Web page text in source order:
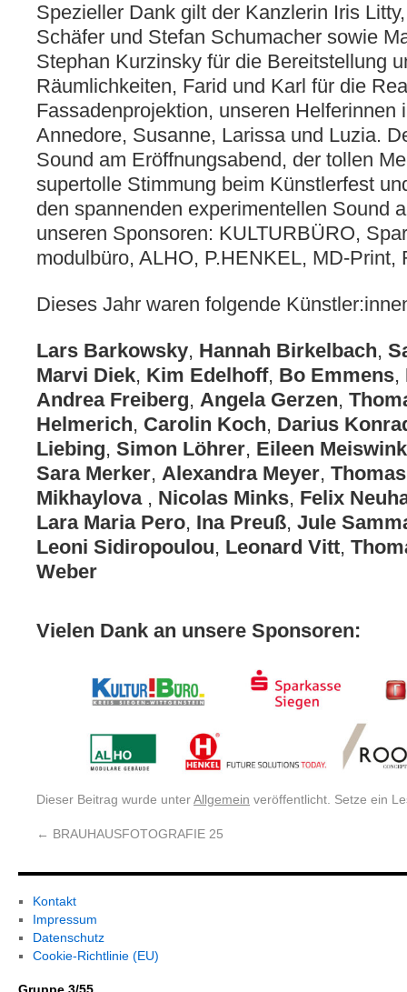
Spezieller Dank gilt der Kanzlerin Iris
Schäfer und Stefan Schumacher sowie
Stephan Kurzinsky für die Bereitstellung
Räumlichkeiten, Farid und Karl für die
Fassadenprojektion, unseren Helferinnen
Annedore, Susanne, Larissa und Luzia.
Sound am Eröffnungsabend, der tollen
supertolle Stimmung beim Künstlerfest
den spannenden experimentellen Sound
unseren Sponsoren: KULTURBÜRO,
modulbüro, ALHO, P.HENKEL, MD-Print,
Dieses Jahr waren folgende
Lars Barkowsky, Hannah Birkelbach,
Marvi Diek, Kim Edelhoff, Bo Emmens,
Andrea Freiberg, Angela Gerzen,
Helmerich, Carolin Koch, Darius
Liebing, Simon Löhrer, Eileen
Sara Merker, Alexandra Meyer,
Mikhaylova , Nicolas Minks, Felix
Lara Maria Pero, Ina Preuß, Jule
Leoni Sidiropoulou, Leonard Vitt,
Weber
Vielen Dank an unsere Sponsoren:
Dieser Beitrag wurde unterAllgemein veröffentlicht. Setze ein
← BRAUHAUSFOTOGRAFIE 25
Kontakt
Impressum
Datenschutz
Cookie-Richtlinie (EU)